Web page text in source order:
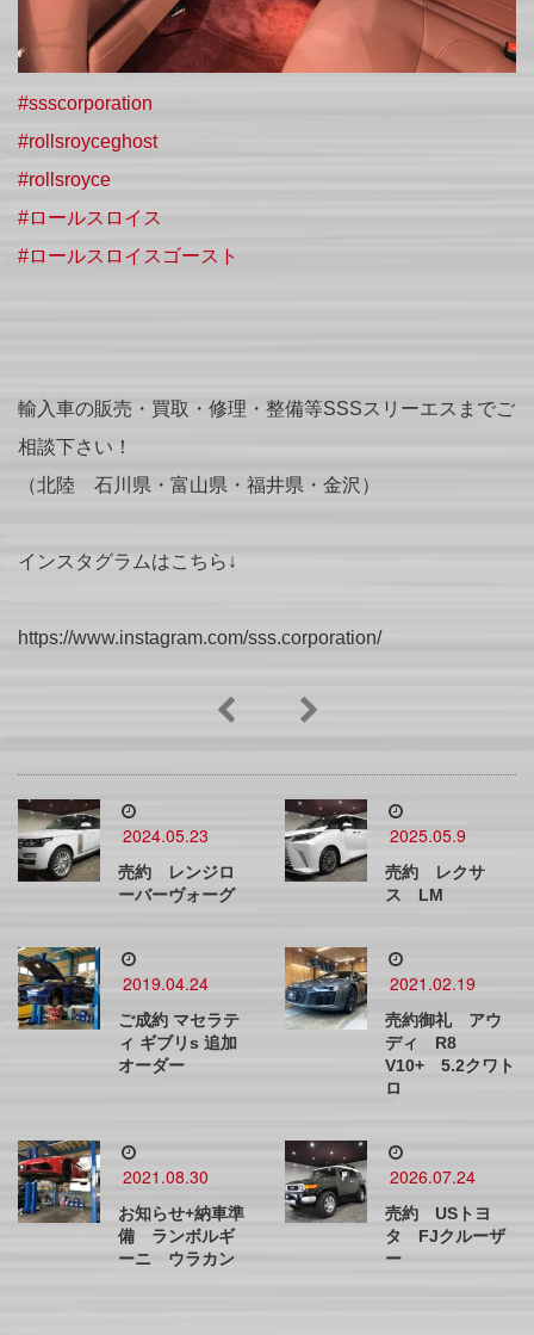
#ssscorporation
#rollsroyceghost
#rollsroyce
#ロールスロイス
#ロールスロイスゴースト
輸入車の販売・買取・修理・整備等SSSスリーエスまでご
相談下さい！
（北陸 石川県・富山県・福井県・金沢）
インスタグラムはこちら↓
https://www.instagram.com/sss.corporation/
2024.05.23
売約 レンジロ
ーバーヴォーグ
2025.05.9
売約 レクサ
ス LM
2019.04.24
ご成約 マセラテ
ィ ギブリs 追加
オーダー
2021.02.19
売約御礼 アウ
ディ R8
V10+ 5.2クワト
ロ
2021.08.30
お知らせ+納車準
備 ランボルギ
ーニ ウラカン
2026.07.24
売約 USトヨ
タ FJクルーザ
ー